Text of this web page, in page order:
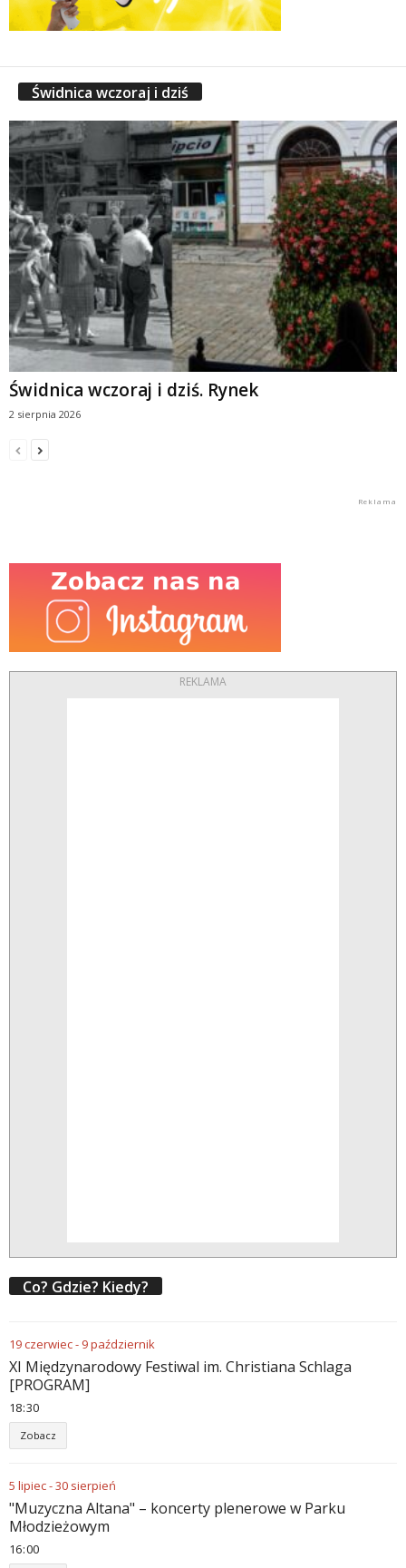
Świdnica wczoraj i dziś
Świdnica wczoraj i dziś. Rynek
2 sierpnia 2026
REKLAMA
Co? Gdzie? Kiedy?
19czerwiec- 9październik
XI Międzynarodowy Festiwal im. Christiana Schlaga
[PROGRAM]
18:30
Zobacz
5 lipiec-30 sierpień
"Muzyczna Altana" – koncerty plenerowe w Parku
Młodzieżowym
16:00